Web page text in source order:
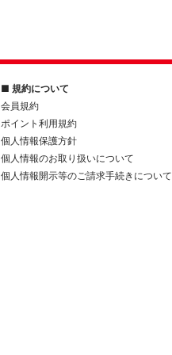
■ 規約について
会員規約
ポイント利用規約
個人情報保護方針
個人情報のお取り扱いについて
個人情報開示等のご請求手続きについて